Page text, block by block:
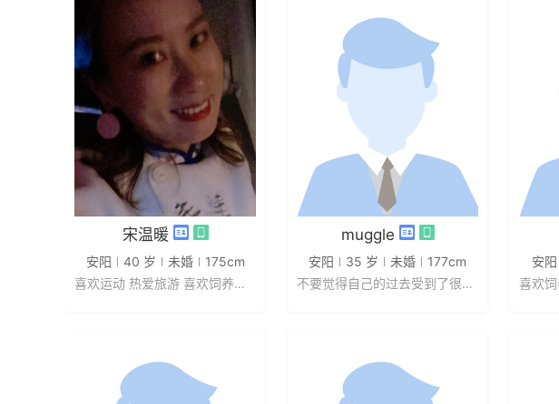
发私信
宋温暖
安阳 40 岁 未婚
175cm
喜欢运动 热爱旅游 喜欢饲养宠物 ...
发私信
muggle
安阳 35 岁 未婚
177cm
不要觉得自己的过去受到了很深的伤...
安阳